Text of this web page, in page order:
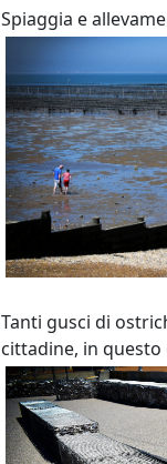
Spiaggia e
Tanti gusci di
cittadine, in